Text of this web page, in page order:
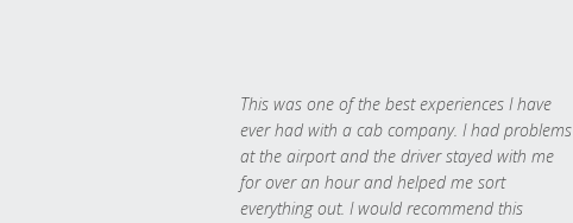
This was one of the best experiences I have
ever had with a cab company. I had problems
at the airport and the driver stayed with me
for over an hour and helped me sort
everything out. I would recommend this